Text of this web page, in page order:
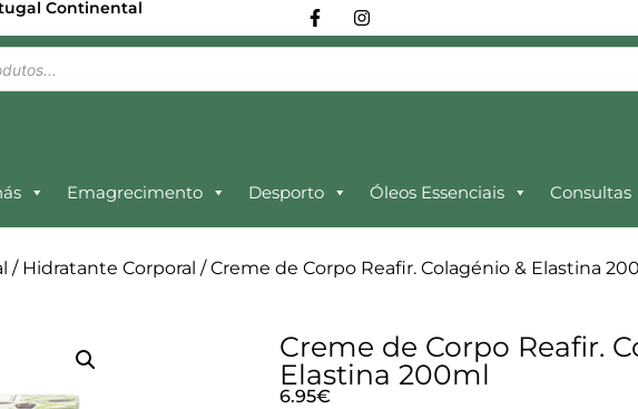
Continental
Emagrecimento Desporto Óleos Essenciais Consultas
/ Hidratante Corporal / Creme de Corpo Reafir. Colagénio & Elastina
Creme de Corpo Reafir.
Elastina 200ml
6.95€